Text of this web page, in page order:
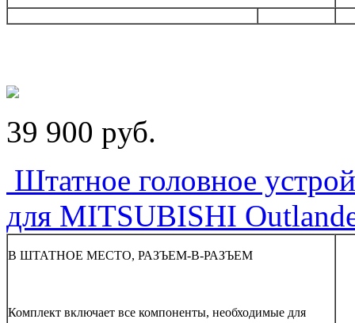
39 900 pуб.
Штатное головное
для MITSUBISHI
В ШТАТНОЕ МЕСТО, РАЗЪЕМ-В-РАЗЪЕМ
Комплект включает все компоненты, необходимые для